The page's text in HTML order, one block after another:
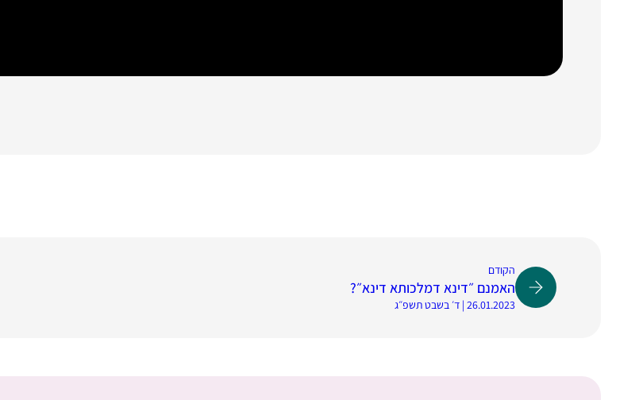
הקודם
האמנם ״דינא דמלכותא דינא״?
26.01.2023 | ד׳ בשבט תשפ״ג